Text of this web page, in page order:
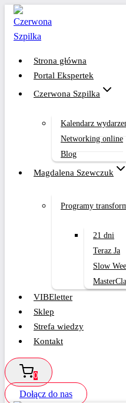
Przejdź
treści
Strona główna
Portal Ekspertek
Czerwona Szpilka
Kalendarz
Networking online
Blog
Magdalena Szewczuk
Programy
21 dni
Teraz Ja
Slow
VIBEletter
Sklep
Strefa wiedzy
Kontakt
0
Dołącz do nas